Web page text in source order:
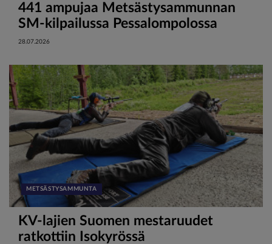
441 ampujaa Metsästysammunnan
SM-kilpailussa Pessalompolossa
28.07.2026
METSÄSTYSAMMUNTA
KV-lajien Suomen mestaruudet
ratkottiin Isokyrössä